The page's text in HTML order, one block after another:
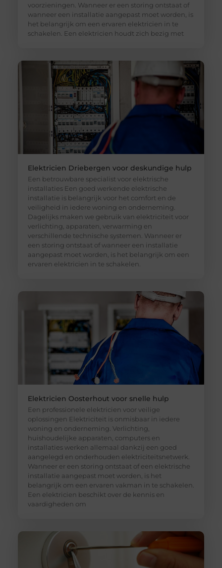
voorzieningen. Wanneer er een storing ontstaat of
wanneer een installatie aangepast moet worden, is
het belangrijk om een ervaren elektricien in te
schakelen. Een elektricien houdt zich bezig met
Elektricien Driebergen voor deskundige hulp
Een betrouwbare specialist voor elektrische
installaties Een goed werkende elektrische
installatie is belangrijk voor het comfort en de
veiligheid in iedere woning en onderneming.
Dagelijks maken we gebruik van elektriciteit voor
verlichting, apparaten, verwarming en
verschillende technische systemen. Wanneer er
een storing ontstaat of wanneer een installatie
aangepast moet worden, is het belangrijk om een
ervaren elektricien in te schakelen.
Elektricien Oosterhout voor snelle hulp
Een professionele elektricien voor veilige
oplossingen Elektriciteit is onmisbaar in iedere
woning en onderneming. Verlichting,
huishoudelijke apparaten, computers en
installaties werken allemaal dankzij een goed
aangelegd en onderhouden elektriciteitsnetwerk.
Wanneer er een storing ontstaat of een elektrische
installatie aangepast moet worden, is het
belangrijk om een ervaren vakman in te schakelen.
Een elektricien beschikt over de kennis en
vaardigheden om